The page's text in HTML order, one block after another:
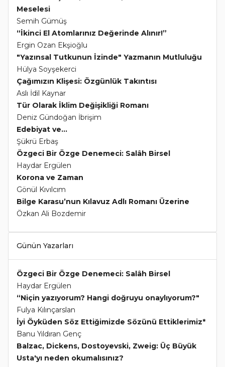
Meselesi
Semih Gümüş
“İkinci El Atomlarınız Değerinde Alınır!”
Ergin Ozan Ekşioğlu
"Yazınsal Tutkunun İzinde" Yazmanın Mutluluğu
Hülya Soyşekerci
Çağımızın Klişesi: Özgünlük Takıntısı
Aslı İdil Kaynar
Tür Olarak İklim Değişikliği Romanı
Deniz Gündoğan İbrişim
Edebiyat ve...
Şükrü Erbaş
Özgeci Bir Özge Denemeci: Salâh Birsel
Haydar Ergülen
Korona ve Zaman
Gönül Kıvılcım
Bilge Karasu’nun Kılavuz Adlı Romanı Üzerine
Özkan Ali Bozdemir
Günün Yazarları
Özgeci Bir Özge Denemeci: Salâh Birsel
Haydar Ergülen
“Niçin yazıyorum? Hangi doğruyu onaylıyorum?"
Fulya Kılınçarslan
İyi Öyküden Söz Ettiğimizde Sözünü Ettiklerimiz*
Banu Yıldıran Genç
Balzac, Dickens, Dostoyevski, Zweig: Üç Büyük
Usta'yı neden okumalısınız?